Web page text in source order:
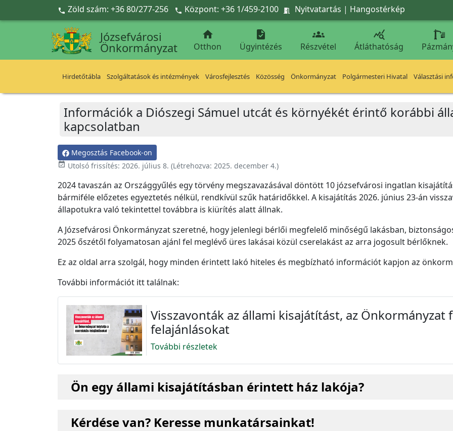
Ugrás a fő tartalomra
 Zöld szám: +36 80/277-256  Központ: +36 1/459-2100  Nyitvatartás | Hangostérkép
Józsefvárosi
Önkormányzat

Otthon

Ügyintézés

Részvétel

Átláthatóság
Hirdetőtábla Szolgáltatások és intézmények Városfejlesztés Közösség Önkormányzat Polgármesteri Hivatal Választási
Információk a Diószegi Sámuel utcát és környékét érintő korábbi
kapcsolatban
Megosztás Facebook-on
event_available Utolsó frissítés: 2026. július 8. (Létrehozva: 2025. december 4.)
2024 tavaszán az Országgyűlés egy törvény megszavazásával döntött 10 józsefvárosi ingatlan
bármiféle előzetes egyeztetés nélkül, rendkívül szűk határidőkkel. A kisajátítás 2026. június 23-án
állapotukra való tekintettel továbbra is kiürítés alatt állnak.
A Józsefvárosi Önkormányzat szeretné, hogy jelenlegi bérlői megfelelő minőségű lakásban,
2025 őszétől folyamatosan ajánl fel meglévő üres lakásai közül cserelakást az arra jogosult bérlőknek.
Ez az oldal arra szolgál, hogy minden érintett lakó hiteles és megbízható információt kapjon az
További információt itt találnak:
Visszavonták az állami kisajátítást, az Önkormányzat
felajánlásokat
További részletek
Ön egy állami kisajátításban érintett ház lakója?
Kérdése van? Keresse munkatársainkat!